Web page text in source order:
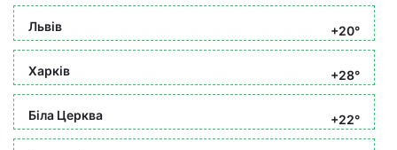
Львів +20°
Харків +28°
Біла Церква +22°